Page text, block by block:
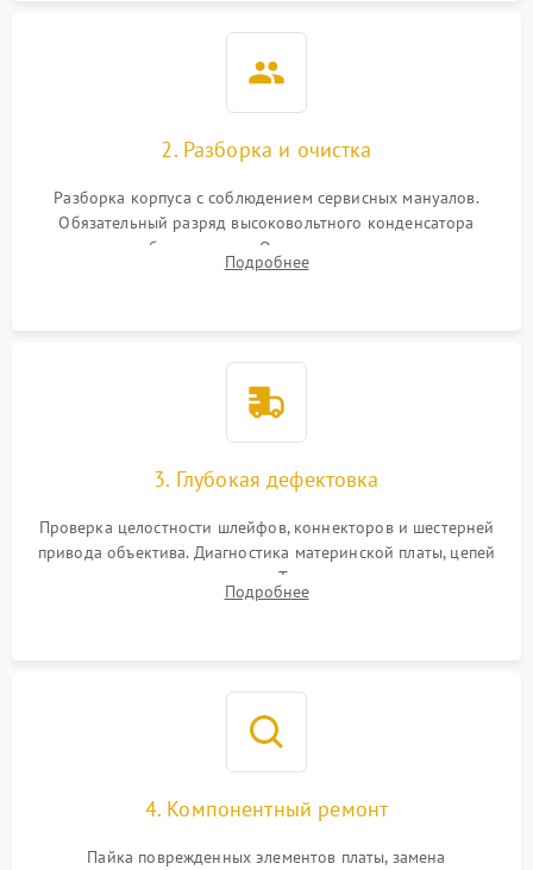
2. Разборка и очистка
Разборка корпуса с соблюдением сервисных мануалов.
Обязательный разряд высоковольтного конденсатора
вспышки для безопасности. Очистка внутренних узлов от
пыли, песка и следов влаги с помощью спецсредств.
Подробнее
3. Глубокая дефектовка
Проверка целостности шлейфов, коннекторов и шестерней
привода объектива. Диагностика материнской платы, цепей
питания и картоприемника. Тестирование механизма
затвора и блока внутрикамерной стабилизации.
Подробнее
4. Компонентный ремонт
Пайка поврежденных элементов платы, замена